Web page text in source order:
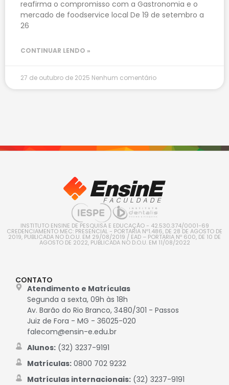
reafirma o compromisso com a Gastronomia e o
mercado de foodservice local De 19 de setembro a
26
CONTINUAR LENDO »
27 de outubro de 2025 Nenhum comentário
INSTITUTO ENSINE DE PESQUISA E EDUCAÇÃO - 42.530.374/0001-69
CREDENCIAMENTO MEC: PRESENCIAL - PORTARIA Nº1.486, DE 28 DE AGOSTO DE
2019, PUBLICADA NO D.O.U. EM 29/08/2019 / EAD – PORTARIA Nº 600, DE 10 DE
AGOSTO DE 2022, PUBLICADA NO D.O.U. EM 11/08/2022
CONTATO
Atendimento e Matrículas
Segunda a sexta, 09h às 18h
Av. Barão do Rio Branco, 3480/301 - Passos
Juiz de Fora - MG - 36025-020
falecom@ensin-e.edu.br
Alunos:(32) 3237-9191
Matrículas:0800 702 9232
Matrículas internacionais:(32) 3237-9191